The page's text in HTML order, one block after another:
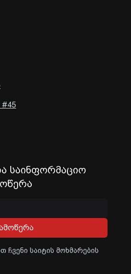
საინფორმაციო
ჩვენი საიტის მოხმარების